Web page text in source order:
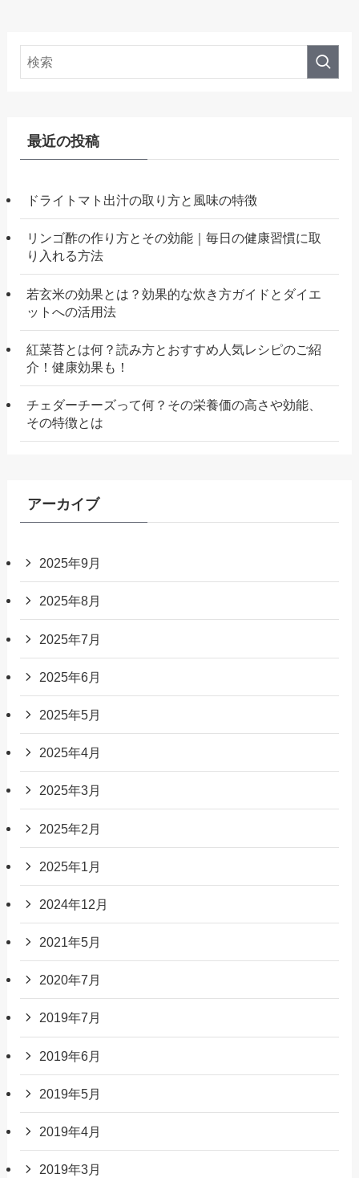
最近の投稿
ドライトマト出汁の取り方と風味の特徴
リンゴ酢の作り方とその効能｜毎日の健康習慣に取
り入れる方法
若玄米の効果とは？効果的な炊き方ガイドとダイエ
ットへの活用法
紅菜苔とは何？読み方とおすすめ人気レシピのご紹
介！健康効果も！
チェダーチーズって何？その栄養価の高さや効能、
その特徴とは
アーカイブ
2025年9月
2025年8月
2025年7月
2025年6月
2025年5月
2025年4月
2025年3月
2025年2月
2025年1月
2024年12月
2021年5月
2020年7月
2019年7月
2019年6月
2019年5月
2019年4月
2019年3月